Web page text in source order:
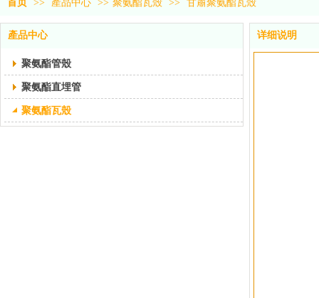
首页 >> 產品中心 >> 聚氨酯瓦殼 >> 甘肅聚氨酯瓦殼
產品中心
聚氨酯管殼
聚氨酯直埋管
聚氨酯瓦殼
详细说明